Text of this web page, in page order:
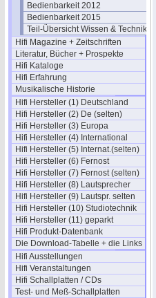
Bedienbarkeit 2012
Bedienbarkeit 2015
Teil-Übersicht Wissen & Technik
Hifi Magazine + Zeitschriften
Literatur, Bücher + Prospekte
Hifi Kataloge
Hifi Erfahrung
Musikalische Historie
Hifi Hersteller (1) Deutschland
Hifi Hersteller (2) De (selten)
Hifi Hersteller (3) Europa
Hifi Hersteller (4) International
Hifi Hersteller (5) Internat.(selten)
Hifi Hersteller (6) Fernost
Hifi Hersteller (7) Fernost (selten)
Hifi Hersteller (8) Lautsprecher
Hifi Hersteller (9) Lautspr. selten
Hifi Hersteller (10) Studiotechnik
Hifi Hersteller (11) geparkt
Hifi Produkt-Datenbank
Die Download-Tabelle + die Links
Hifi Ausstellungen
Hifi Veranstaltungen
Hifi Schallplatten / CDs
Test- und Meß-Schallplatten